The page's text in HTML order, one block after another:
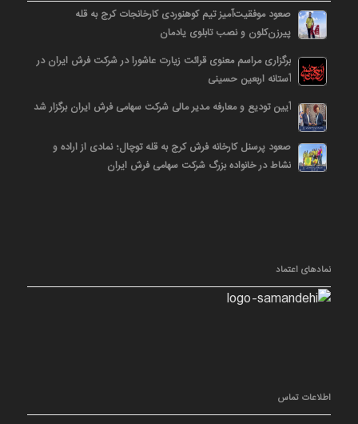
صعود موفقیت‌آمیز تیم کوهنوردی کارخانجات کرج به قله
پیرزن‌کلون و نصب تابلوی یادمان
برگزاری مراسم معنوی قرائت زیارت عاشورا در شرکت فرش ایران در
آستانه اربعین حسینی
آیین تودیع و معارفه مدیر مالی شرکت سهامی فرش ایران برگزار شد
صعود پرسنل کارخانه فرش کرج به قله توچال؛ نمادی از اراده و
نشاط در خانواده بزرگ شرکت سهامی فرش ایران
نمادهای اعتماد
اطلاعات تماس